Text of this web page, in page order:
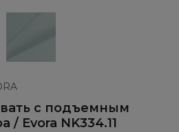
с подъемным
/ Evora NK334.11